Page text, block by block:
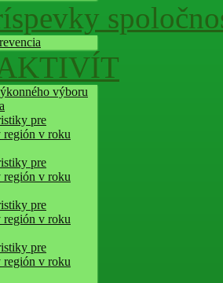
výboru
pre
región v roku
pre
región v roku
pre
región v roku
pre
región v roku